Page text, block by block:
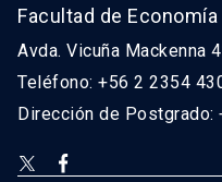
Facultad de
Avda. Vicuña Mackenna
Teléfono: +56 2 2354
Dirección de Postgrado: